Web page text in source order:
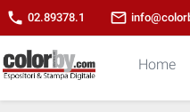
phone 02.89378.1 mail_outline
Home